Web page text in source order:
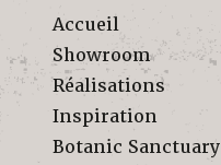
Accueil
Showroom
Réalisations
Inspiration
Botanic Sanctuary